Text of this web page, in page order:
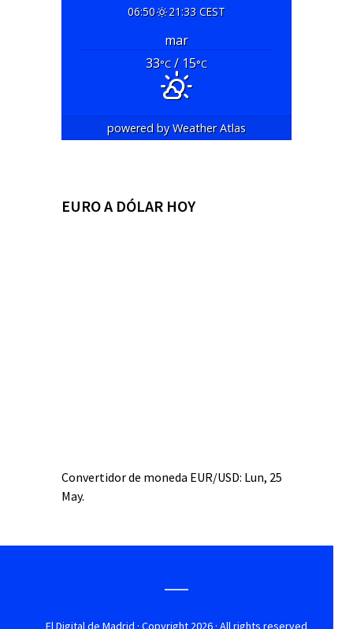
06:50 21:33 CEST
mar
33°C/ 15°C
powered byWeather Atlas
EURO A DÓLAR HOY
Convertidor de moneda EUR/USD: Lun, 25
May.
El Digital de Madrid · Copyright 2026 · All rights reserved